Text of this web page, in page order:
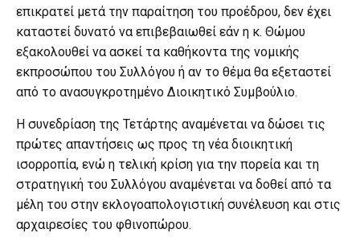
επικρατεί μετά την παραίτηση του προέδρου, δεν έχει
καταστεί δυνατό να επιβεβαιωθεί εάν η κ. Θώμου
εξακολουθεί να ασκεί τα καθήκοντα της νομικής
εκπροσώπου του Συλλόγου ή αν το θέμα θα εξεταστεί
από το ανασυγκροτημένο Διοικητικό Συμβούλιο.
Η συνεδρίαση της Τετάρτης αναμένεται να δώσει τις
πρώτες απαντήσεις ως προς τη νέα διοικητική
ισορροπία, ενώ η τελική κρίση για την πορεία και τη
στρατηγική του Συλλόγου αναμένεται να δοθεί από τα
μέλη του στην εκλογοαπολογιστική συνέλευση και στις
αρχαιρεσίες του φθινοπώρου.